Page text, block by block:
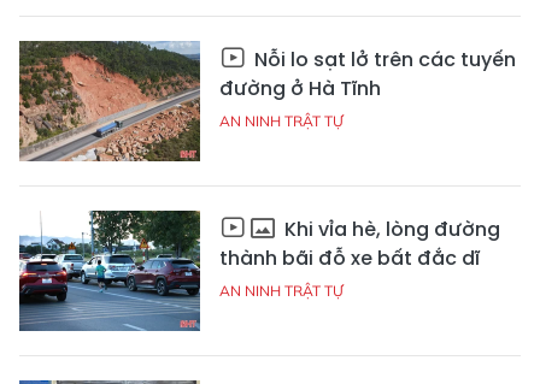
Nỗi lo sạt lở trên các tuyến
đường ở Hà Tĩnh
AN NINH TRẬT TỰ
Khi vỉa hè, lòng đường
thành bãi đỗ xe bất đắc dĩ
AN NINH TRẬT TỰ